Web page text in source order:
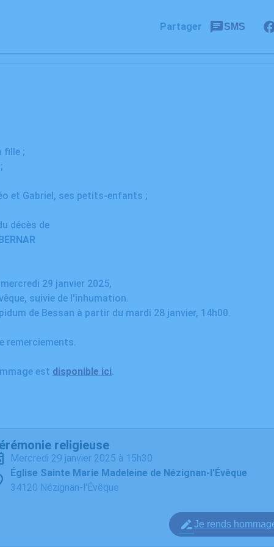
Partager SMS
fille ;
et Gabriel, ses petits-enfants ;
décès de
29 janvier 2025,
suivie de l'inhumation.
de Bessan à partir du mardi 28 janvier, 14h00.
remerciements.
est disponible ici.
religieuse
mercredi 29 janvier 2025 à 15h30
Église Sainte Marie Madeleine de Nézignan-l'Évêque
34120 Nézignan-l'Évêque
Je rends